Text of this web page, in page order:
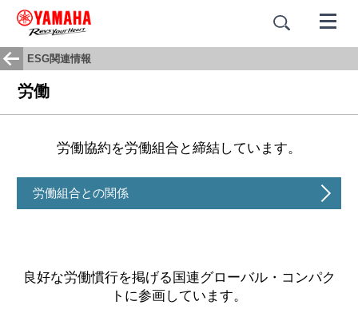
ESG関連情報
労働
労働協約を労働組合と締結しています。
労働組合との関係
良好な労働慣行を掲げる国連グローバル・コンパク
トに参画しています。